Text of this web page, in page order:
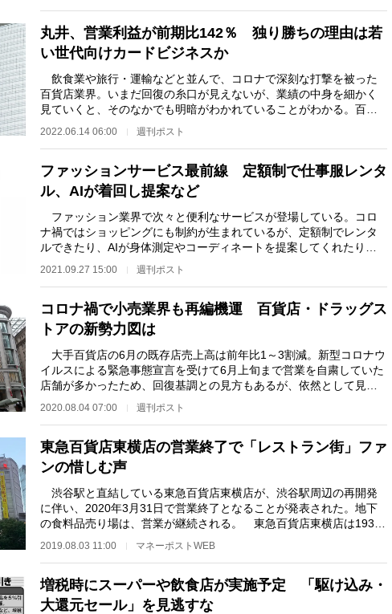
丸井、営業利益が前期比142％ 独り勝ちの理由は若
い世代向けカードビジネスか
飲食業や旅行・運輸などと並んで、コロナで深刻な打撃を被った
百貨店業界。いまだ回復の糸口が見えないが、業績の中身を細かく
見ていくと、そのなかでも明暗がわかれていることがわかる。百貨
店業界で唯一気を吐…
2022.06.14 06:00 週刊ポスト
ファッションサービス最前線 定額制で仕事服レンタ
ル、AIが着回し提案など
ファッション業界で次々と便利なサービスが登場している。コロ
ナ禍ではショッピングにも制約が生まれているが、定額制でレンタ
ルできたり、AIが身体測定やコーディネートを提案してくれたり、
進化したサービスに…
2021.09.27 15:00 週刊ポスト
コロナ禍で小売業界も再編機運 百貨店・ドラッグス
トアの新勢力図は
大手百貨店の6月の既存店売上高は前年比1～3割減。新型コロナウ
イルスによる緊急事態宣言を受けて6月上旬まで営業を自粛していた
店舗が多かったため、回復基調との見方もあるが、依然として見通
しは厳しい。「イ…
2020.08.04 07:00 週刊ポスト
東急百貨店東横店の営業終了で「レストラン街」ファ
ンの惜しむ声
渋谷駅と直結している東急百貨店東横店が、渋谷駅周辺の再開発
に伴い、2020年3月31日で営業終了となることが発表された。地下
の食料品売り場は、営業が継続される。 東急百貨店東横店は1934
2019.08.03 11:00 マネーポストWEB
増税時にスーパーや飲食店が実施予定 「駆け込み・
大還元セール」を見逃すな